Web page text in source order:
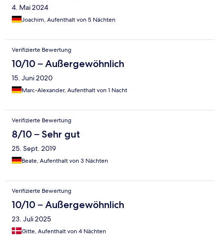
4. Mai 2024
Joachim, Aufenthalt von 5 Nächten
Verifizierte Bewertung
10/10 – Außergewöhnlich
15. Juni 2020
Marc-Alexander, Aufenthalt von 1 Nacht
Verifizierte Bewertung
8/10 – Sehr gut
25. Sept. 2019
Beate, Aufenthalt von 3 Nächten
Verifizierte Bewertung
10/10 – Außergewöhnlich
23. Juli 2025
Gitte, Aufenthalt von 4 Nächten